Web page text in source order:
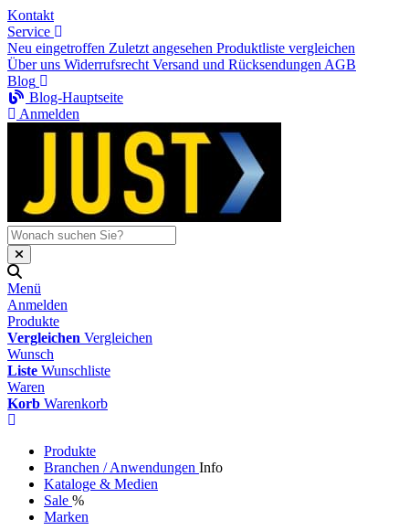
Kontakt
Service
Neu eingetroffen Zuletzt angesehen Produktliste vergleichen
Über uns Widerrufsrecht Versand und Rücksendungen AGB
Blog
Blog-Hauptseite
Anmelden
Menü
Anmelden
Produkte
Vergleichen Vergleichen
Wunsch
Liste Wunschliste
Waren
Korb Warenkorb
Produkte
Branchen / Anwendungen Info
Kataloge & Medien
Sale %
Marken